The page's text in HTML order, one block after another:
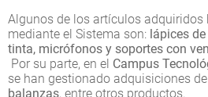
Algunos de los artículos adquiridos
mediante el Sistema son: lápices
tinta, micrófonos y soportes con
Por su parte, en el Campus
se han gestionado adquisiciones de
balanzas, entre otros productos.